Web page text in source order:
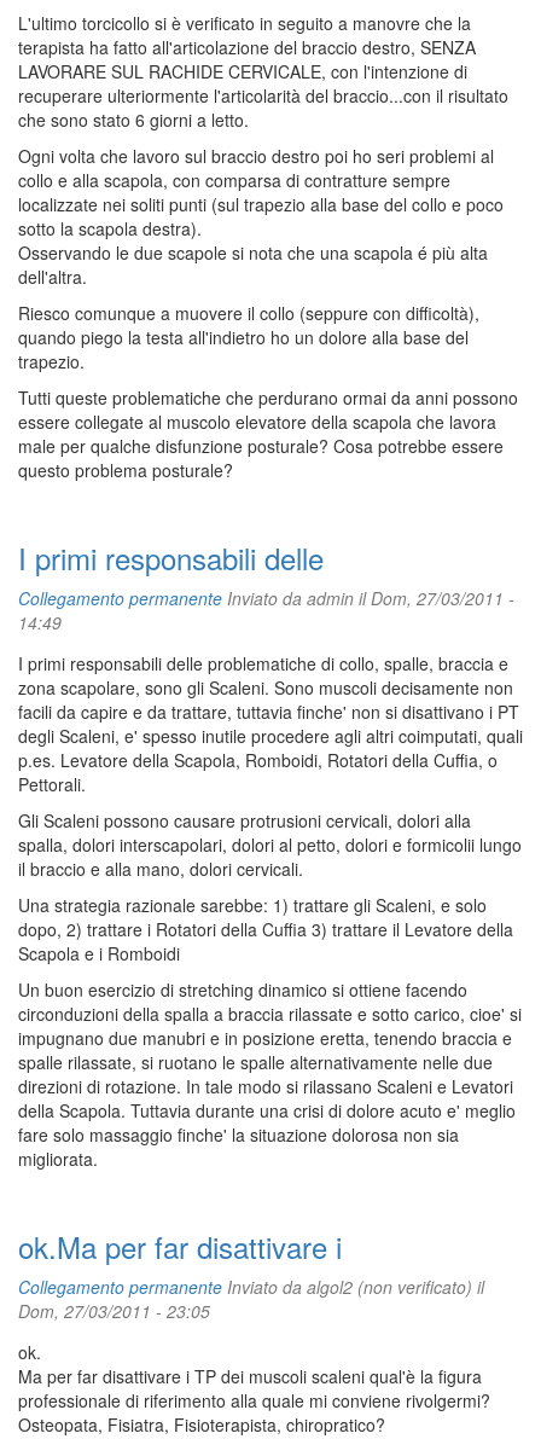
L'ultimo torcicollo si è verificato in seguito a manovre che la
terapista ha fatto all'articolazione del braccio destro, SENZA
LAVORARE SUL RACHIDE CERVICALE, con l'intenzione di
recuperare ulteriormente l'articolarità del braccio...con il risultato
che sono stato 6 giorni a letto.
Ogni volta che lavoro sul braccio destro poi ho seri problemi al
collo e alla scapola, con comparsa di contratture sempre
localizzate nei soliti punti (sul trapezio alla base del collo e poco
sotto la scapola destra).
Osservando le due scapole si nota che una scapola é più alta
dell'altra.
Riesco comunque a muovere il collo (seppure con difficoltà),
quando piego la testa all'indietro ho un dolore alla base del
trapezio.
Tutti queste problematiche che perdurano ormai da anni possono
essere collegate al muscolo elevatore della scapola che lavora
male per qualche disfunzione posturale? Cosa potrebbe essere
questo problema posturale?
I primi responsabili delle
Collegamento permanente Inviato da admin il Dom, 27/03/2011 -
14:49
I primi responsabili delle problematiche di collo, spalle, braccia e
zona scapolare, sono gli Scaleni. Sono muscoli decisamente non
facili da capire e da trattare, tuttavia finche' non si disattivano i PT
degli Scaleni, e' spesso inutile procedere agli altri coimputati, quali
p.es. Levatore della Scapola, Romboidi, Rotatori della Cuffia, o
Pettorali.
Gli Scaleni possono causare protrusioni cervicali, dolori alla
spalla, dolori interscapolari, dolori al petto, dolori e formicolii lungo
il braccio e alla mano, dolori cervicali.
Una strategia razionale sarebbe: 1) trattare gli Scaleni, e solo
dopo, 2) trattare i Rotatori della Cuffia 3) trattare il Levatore della
Scapola e i Romboidi
Un buon esercizio di stretching dinamico si ottiene facendo
circonduzioni della spalla a braccia rilassate e sotto carico, cioe' si
impugnano due manubri e in posizione eretta, tenendo braccia e
spalle rilassate, si ruotano le spalle alternativamente nelle due
direzioni di rotazione. In tale modo si rilassano Scaleni e Levatori
della Scapola. Tuttavia durante una crisi di dolore acuto e' meglio
fare solo massaggio finche' la situazione dolorosa non sia
migliorata.
ok.Ma per far disattivare i
Collegamento permanente Inviato da algol2 (non verificato) il
Dom, 27/03/2011 - 23:05
ok.
Ma per far disattivare i TP dei muscoli scaleni qual'è la figura
professionale di riferimento alla quale mi conviene rivolgermi?
Osteopata, Fisiatra, Fisioterapista, chiropratico?